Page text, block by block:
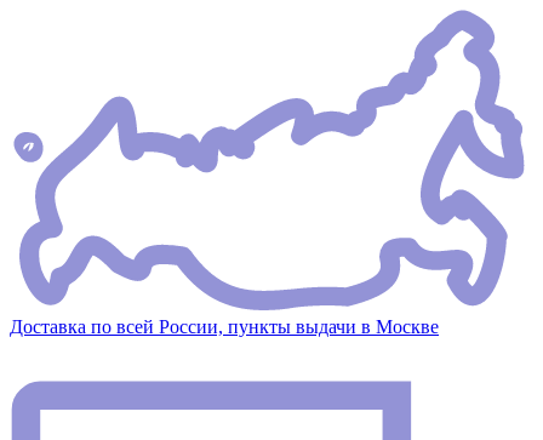
Доставка по всей России, пункты выдачи в Москве